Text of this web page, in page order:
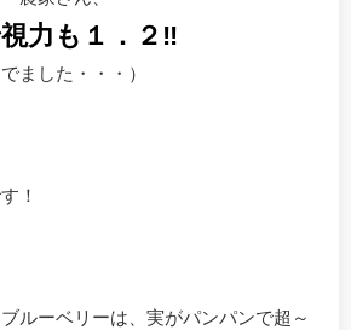
力も１．２‼
ました・・・）
！
ルーベリーは、実がパンパンで超～